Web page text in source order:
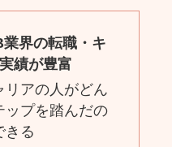
界の転職・キ
績が豊富
リアの人がどん
ップを踏んだの
きる